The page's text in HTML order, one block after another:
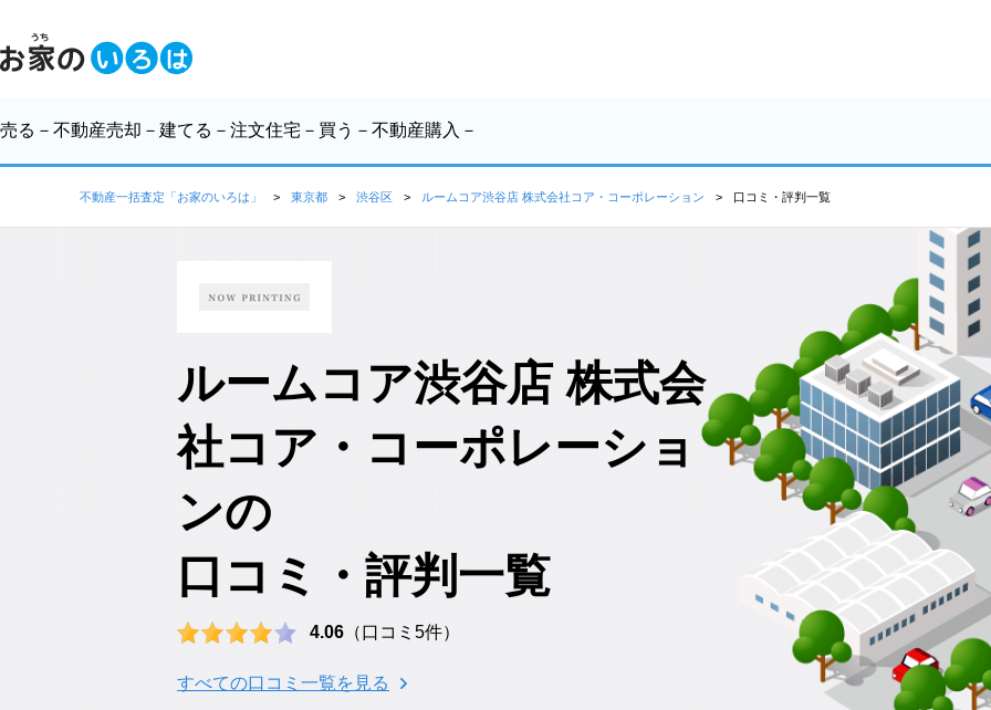
売る －不動産売却－ 建てる －注文住宅－ 買う －不動産購入－
不動産一括査定「お家のいろは」 東京都 渋谷区 ルームコア渋谷店 株式会社コア・コーポレーション 口コミ・評判一覧
ルームコア渋谷店 株式会
社コア・コーポレーショ
ンの
口コミ・評判一覧
4.06 （口コミ5件）
すべての口コミ一覧を見る